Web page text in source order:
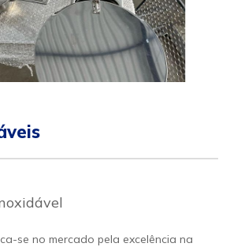
se no mercado pela excelência na